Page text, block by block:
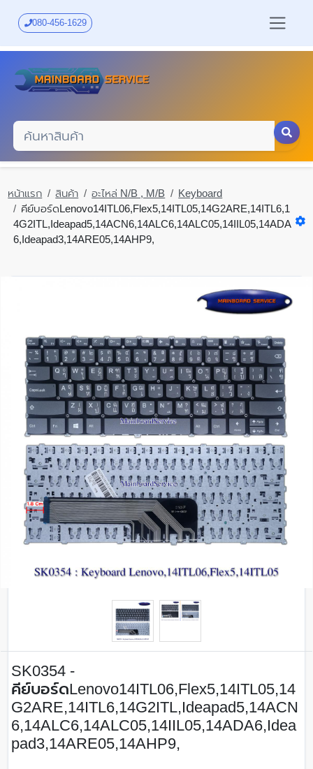
content
080-456-1629
หน้าแรก สินค้า อะไหล่ N/B , M/B
Keyboard
คีย์บอร์ดLenovo14ITL06,Flex5,14ITL05,14G2ARE,14ITL6,1
4G2ITL,Ideapad5,14ACN6,14ALC6,14ALC05,14IIL05,14ADA
6,Ideapad3,14ARE05,14AHP9,
SK0354 -
คีย์บอร์ดLenovo14ITL06,Flex5,14ITL05,14
G2ARE,14ITL6,14G2ITL,Ideapad5,14ACN
6,14ALC6,14ALC05,14IIL05,14ADA6,Idea
pad3,14ARE05,14AHP9,